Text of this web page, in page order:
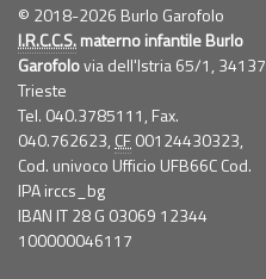
© 2018-2026 Burlo Garofolo
I.R.C.C.S.materno infantile Burlo
Garofolovia dell'Istria 65/1, 34137
Trieste
Tel. 040.3785111, Fax.
040.762623, CF00124430323,
Cod. univoco Ufficio UFB66C Cod.
IPA irccs_bg
IBAN IT 28 G 03069 12344
100000046117